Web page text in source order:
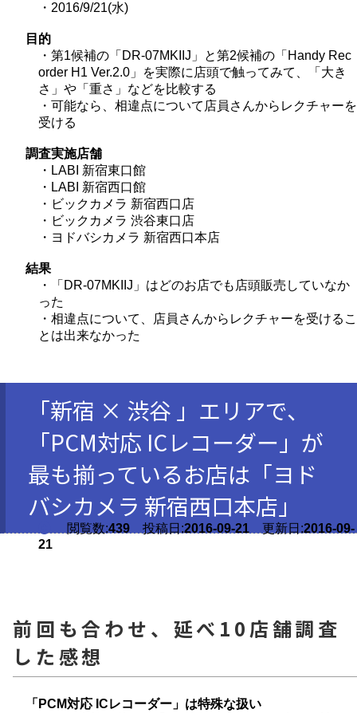
・2016/9/21(水)
目的
・第1候補の「DR-07MKIIJ」と第2候補の「Handy Rec
order H1 Ver.2.0」を実際に店頭で触ってみて、「大き
さ」や「重さ」などを比較する
・可能なら、相違点について店員さんからレクチャーを
受ける
調査実施店舗
・LABI 新宿東口館
・LABI 新宿西口館
・ビックカメラ 新宿西口店
・ビックカメラ 渋谷東口店
・ヨドバシカメラ 新宿西口本店
結果
・「DR-07MKIIJ」はどのお店でも店頭販売していなか
った
・相違点について、店員さんからレクチャーを受けるこ
とは出来なかった
「新宿 × 渋谷 」エリアで、
「PCM対応 ICレコーダー」が
最も揃っているお店は「ヨド
バシカメラ 新宿西口本店」
閲覧数:439 投稿日:2016-09-21 更新日:2016-09-
21
前回も合わせ、延べ10店舗調査
した感想
「PCM対応 ICレコーダー」は特殊な扱い